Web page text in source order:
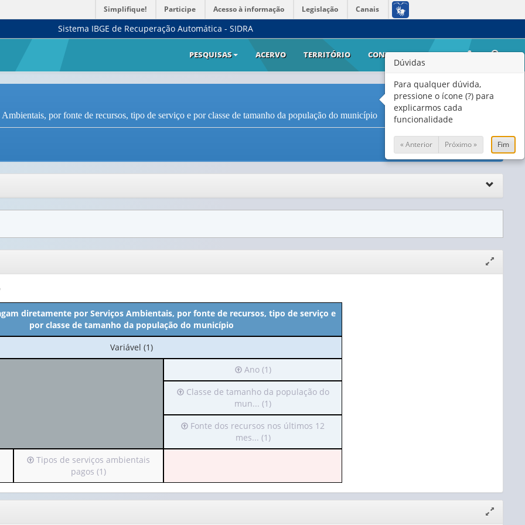
Simplifique! Participe Acesso à informação Legislação Canais
Sistema IBGE de Recuperação Automática - SIDRA
PESQUISAS ACERVO TERRITÓRIO CONTATO AJUDA
por fonte de recursos, tipo de serviço e por classe de tamanho da população do município
janela
diretamente por Serviços Ambientais, por fonte de recursos, tipo de serviço e
por classe de tamanho da população do município
No
cabeçalho:
Variável (1)
Irá
para
o
cabeçalho
(possui
apenas
1
valor):
(1)
Ano (1)
Irá
o
cabeçalho
apenas
Classe de tamanho da população do
mun... (1)
Irá
o
apenas
1
Fonte dos recursos nos últimos 12
mes... (1)
Irá
o
cabeçalho
Tipos de serviços ambientais
pagos (1)
Dúvidas
Para qualquer dúvida,
pressione o ícone (?) para
explicarmos cada
funcionalidade
« Anterior Próximo » Fim